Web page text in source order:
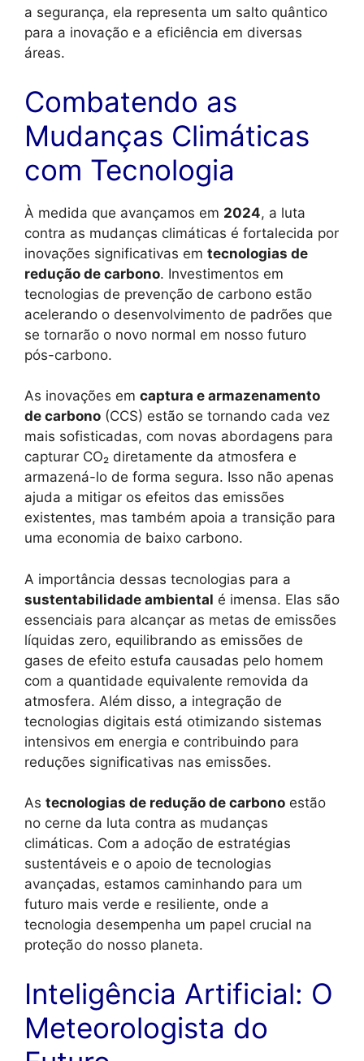
a segurança, ela representa um salto quântico
para a inovação e a eficiência em diversas
áreas.
Combatendo as
Mudanças Climáticas
com Tecnologia
À medida que avançamos em 2024, a luta
contra as mudanças climáticas é fortalecida por
inovações significativas em tecnologias de
redução de carbono. Investimentos em
tecnologias de prevenção de carbono estão
acelerando o desenvolvimento de padrões que
se tornarão o novo normal em nosso futuro
pós-carbono.
As inovações em captura e armazenamento
de carbono (CCS) estão se tornando cada vez
mais sofisticadas, com novas abordagens para
capturar CO₂ diretamente da atmosfera e
armazená-lo de forma segura. Isso não apenas
ajuda a mitigar os efeitos das emissões
existentes, mas também apoia a transição para
uma economia de baixo carbono.
A importância dessas tecnologias para a
sustentabilidade ambiental é imensa. Elas são
essenciais para alcançar as metas de emissões
líquidas zero, equilibrando as emissões de
gases de efeito estufa causadas pelo homem
com a quantidade equivalente removida da
atmosfera. Além disso, a integração de
tecnologias digitais está otimizando sistemas
intensivos em energia e contribuindo para
reduções significativas nas emissões.
As tecnologias de redução de carbono estão
no cerne da luta contra as mudanças
climáticas. Com a adoção de estratégias
sustentáveis e o apoio de tecnologias
avançadas, estamos caminhando para um
futuro mais verde e resiliente, onde a
tecnologia desempenha um papel crucial na
proteção do nosso planeta.
Inteligência Artificial: O
Meteorologista do